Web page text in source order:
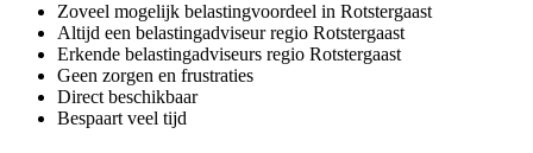
Zoveel mogelijk belastingvoordeel in Rotstergaast
Altijd een belastingadviseur regio Rotstergaast
Erkende belastingadviseurs regio Rotstergaast
Geen zorgen en frustraties
Direct beschikbaar
Bespaart veel tijd